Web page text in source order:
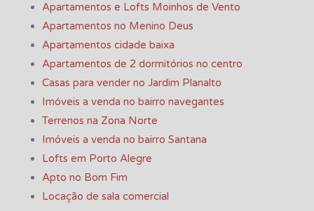
Apartamentos e Lofts Moinhos de Vento
Apartamentos no Menino Deus
Apartamentos cidade baixa
Apartamentos de 2 dormitórios no centro
Casas para vender no Jardim Planalto
Imóveis a venda no bairro navegantes
Terrenos na Zona Norte
Imóveis a venda no bairro Santana
Lofts em Porto Alegre
Apto no Bom Fim
Locação de sala comercial